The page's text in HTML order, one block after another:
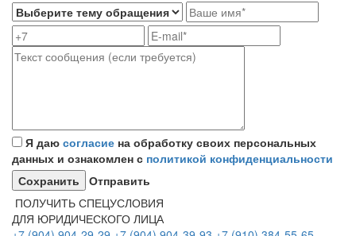
Я даю согласие на обработку своих персональных
данных и ознакомлен с политикой конфиденциальности
Отправить
ПОЛУЧИТЬ СПЕЦУСЛОВИЯ
ДЛЯ ЮРИДИЧЕСКОГО ЛИЦА